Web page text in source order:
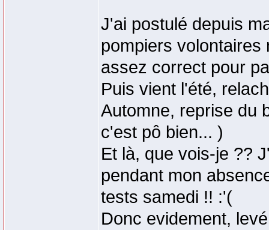
J'ai postulé depuis
pompiers volontaires
assez correct pour
Puis vient l'été,
Automne, reprise du
c'est pô bien... )
Et là, que vois-je ??
pendant mon
tests samedi !! :'(
Donc evidement,